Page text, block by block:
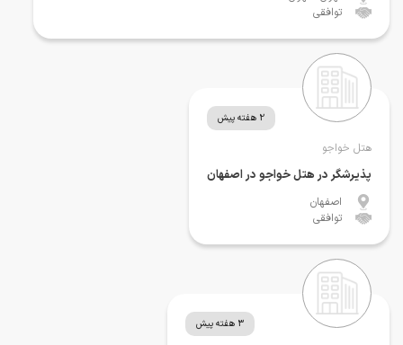
توافقی
2 هفته پیش
هتل خواجو
پذیرشگر در هتل خواجو در اصفهان
اصفهان
توافقی
3 هفته پیش